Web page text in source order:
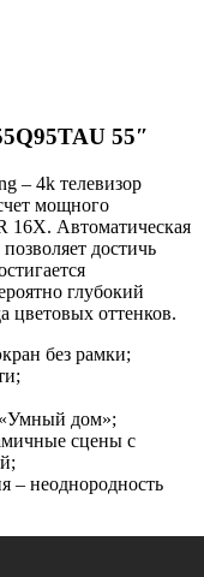
55″
– 4k телевизор
мощного
16X. Автоматическая
достичь
глубокий
цветовых оттенков.
без рамки;
дом»;
сцены с
– неоднородность